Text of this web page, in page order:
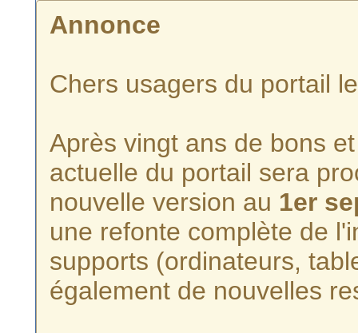
Annonce
Chers usagers du portail
Après vingt ans de bons
actuelle du portail sera
nouvelle version au 1er
une refonte complète de
supports (ordinateurs,
également de nouvelles